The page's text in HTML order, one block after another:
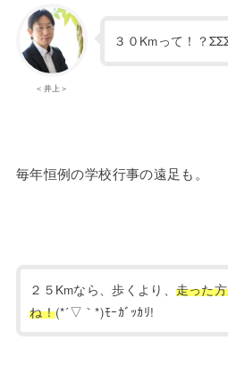
＜井上＞
３０Kmって！？
毎年恒例の学校行事の遠足も。
２５Kmなら、歩くより、 走った
ね！(*´▽｀*)ﾓｰｶﾞｯｶﾘ!